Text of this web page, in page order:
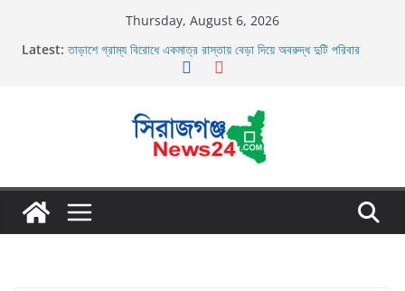
Thursday, August 6, 2026
Latest:
উল্লাপাড়ায় ১১০ পিচ চায়না দোয়ারী জাল আগুনে পুড়িয়ে ধংস
তাড়াশে গ্রাম্য বিরোধে একমাত্র রাস্তায় বেড়া দিয়ে অবরুদ্ধ দুটি পরিবার
তাড়াশে বাসের চাপায় পথচারী নিহত
চলাচলের রাস্তায় ঈদগাহ মাঠের প্রাচীর তাড়াশে অবরুদ্ধ ৪০টি পরিবার